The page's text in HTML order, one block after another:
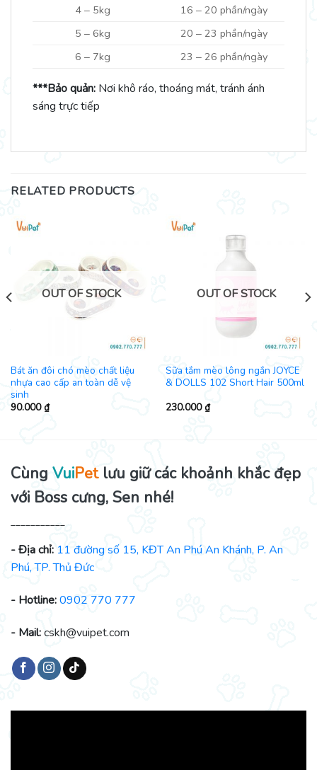
4 ‒ 5kg
16 ‒ 20 phần/ngày
5 ‒ 6kg
20 ‒ 23 phần/ngày
6 ‒ 7kg
23 ‒ 26 phần/ngày
***Bảo quản: Nơi khô ráo, thoáng mát, tránh ánh
sáng trực tiếp
RELATED PRODUCTS
OUT OF STOCK
Bát ăn đôi chó mèo chất liệu
nhựa cao cấp an toàn dễ vệ
sinh
90.000₫
OUT OF STOCK
Sữa tắm mèo lông ngắn JOYCE
& DOLLS 102 Short Hair 500ml
230.000₫
Cùng VuiPetlưu giữ các khoảnh khắc đẹp
với Boss cưng, Sen nhé!
- Địa chỉ: 11 đường số 15, KĐT An Phú An Khánh, P. An
Phú, TP. Thủ Đức
- Hotline:0902 770 777
- Mail:cskh@vuipet.com